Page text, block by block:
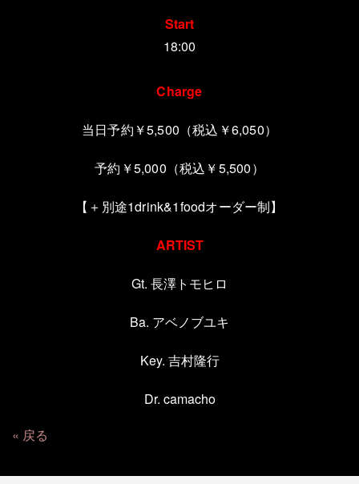
Start
18:00
Charge
当日予約￥5,500（税込￥6,050）
予約￥5,000（税込￥5,500）
【＋別途1drink&1foodオーダー制】
ARTIST
Gt. 長澤トモヒロ
Ba. アベノブユキ
Key. 吉村隆行
Dr. camacho
戻る